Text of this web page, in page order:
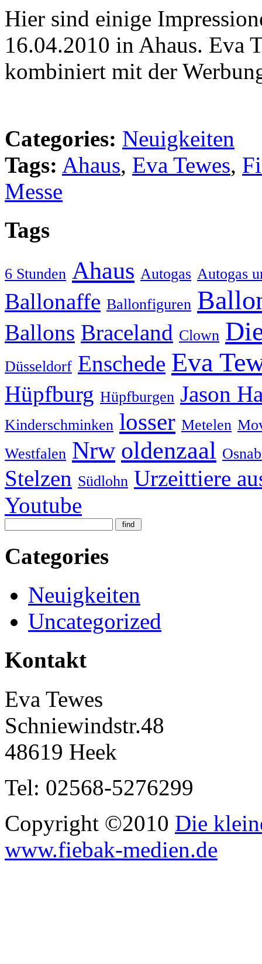
Hier sind einige
16.04.2010 in Ahaus. Eva
kombiniert mit der
Categories: Neuigkeiten
Tags: Ahaus, Eva Tewes,
Messe
Tags
6 Stunden Ahaus Autogas Autogas
Ballonaffe Ballonfiguren
Ballons Braceland Clown
Düsseldorf Enschede Eva
Hüpfburg Hüpfburgen Jason
Kinderschminken losser Metelen
Westfalen Nrw oldenzaal
Stelzen Südlohn Urzeittiere
Youtube
Categories
Neuigkeiten
Uncategorized
Kontakt
Eva Tewes
Schniewindstr.48
48619 Heek
Tel: 02568-5276299
Copyright ©2010 Die
www.fiebak-medien.de